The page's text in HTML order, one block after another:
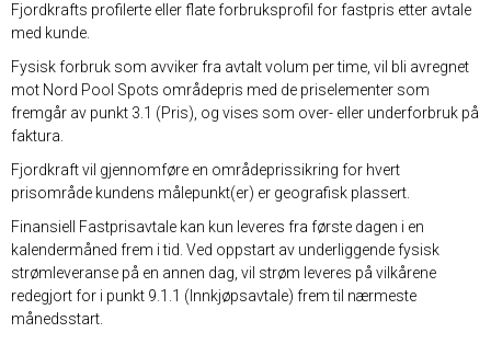
Fjordkrafts profilerte eller flate forbruksprofil for fastpris etter avtale
med kunde.
Fysisk forbruk som avviker fra avtalt volum per time, vil bli avregnet
mot Nord Pool Spots områdepris med de priselementer som
fremgår av punkt 3.1 (Pris), og vises som over- eller underforbruk på
faktura.
Fjordkraft vil gjennomføre en områdeprissikring for hvert
prisområde kundens målepunkt(er) er geografisk plassert.
Finansiell Fastprisavtale kan kun leveres fra første dagen i en
kalendermåned frem i tid. Ved oppstart av underliggende fysisk
strømleveranse på en annen dag, vil strøm leveres på vilkårene
redegjort for i punkt 9.1.1 (Innkjøpsavtale) frem til nærmeste
månedsstart.